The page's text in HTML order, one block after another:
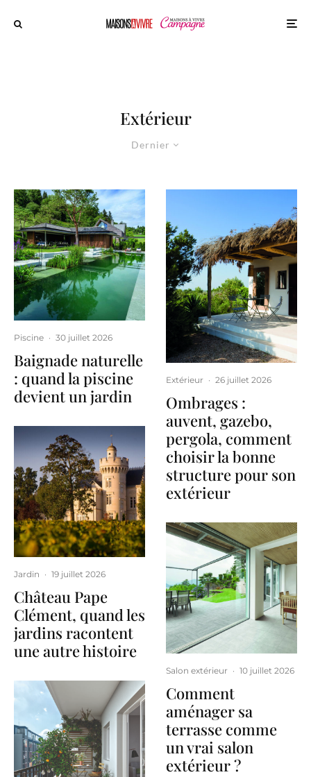
Extérieur
Dernier
Piscine · 30 juillet 2026
Baignade naturelle
: quand la piscine
devient un jardin
Jardin · 19 juillet 2026
Château Pape
Clément, quand les
jardins racontent
une autre histoire
Extérieur · 26 juillet 2026
Ombrages :
auvent, gazebo,
pergola, comment
choisir la bonne
structure pour son
extérieur
Salon extérieur · 10 juillet 2026
Comment
aménager sa
terrasse comme
un vrai salon
extérieur ?